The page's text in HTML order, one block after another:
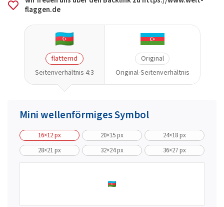
flaggen.de
flatternd
Seitenverhältnis 4:3
Original
Original-Seitenverhältnis
Mini wellenförmiges Symbol
16×12 px 20×15 px
24×18 px
28×21 px
32×24 px 36×27 px